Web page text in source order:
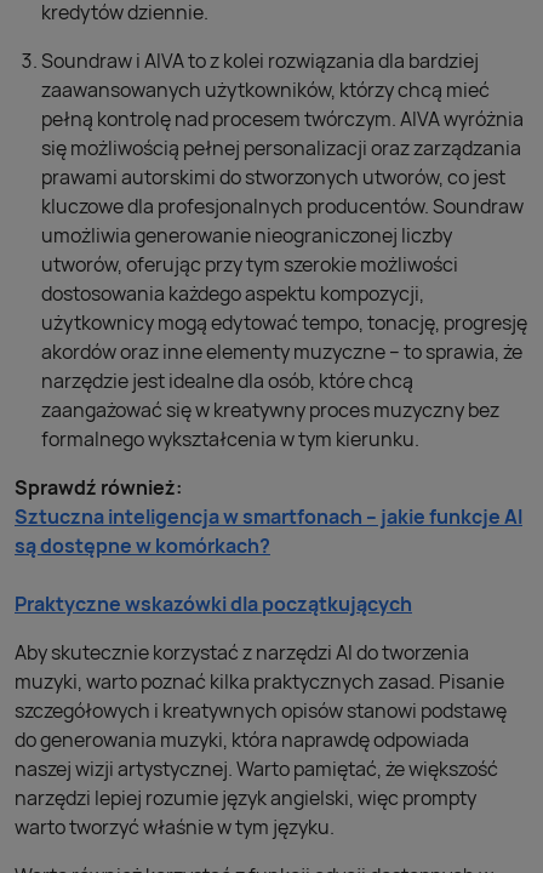
kredytów dziennie.
Soundraw i AIVA to z kolei rozwiązania dla bardziej
zaawansowanych użytkowników, którzy chcą mieć
pełną kontrolę nad procesem twórczym. AIVA wyróżnia
się możliwością pełnej personalizacji oraz zarządzania
prawami autorskimi do stworzonych utworów, co jest
kluczowe dla profesjonalnych producentów. Soundraw
umożliwia generowanie nieograniczonej liczby
utworów, oferując przy tym szerokie możliwości
dostosowania każdego aspektu kompozycji,
użytkownicy mogą edytować tempo, tonację, progresję
akordów oraz inne elementy muzyczne – to sprawia, że
narzędzie jest idealne dla osób, które chcą
zaangażować się w kreatywny proces muzyczny bez
formalnego wykształcenia w tym kierunku.
Sprawdź również:
Sztuczna inteligencja w smartfonach – jakie funkcje AI
są dostępne w komórkach?
Praktyczne wskazówki dla początkujących
Aby skutecznie korzystać z narzędzi AI do tworzenia
muzyki, warto poznać kilka praktycznych zasad. Pisanie
szczegółowych i kreatywnych opisów stanowi podstawę
do generowania muzyki, która naprawdę odpowiada
naszej wizji artystycznej. Warto pamiętać, że większość
narzędzi lepiej rozumie język angielski, więc prompty
warto tworzyć właśnie w tym języku.